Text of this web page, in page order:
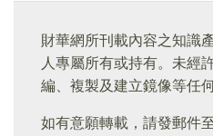
財華網所刊載內容之知識
人專屬所有或持有。未經
編、複製及建立鏡像等任何
如有意願轉載，請發郵件